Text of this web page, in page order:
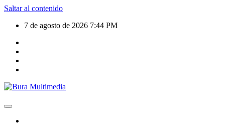
Saltar al contenido
7 de agosto de 2026 7:44 PM